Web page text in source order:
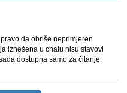
da obriše neprimjeren
iznešena u chatu nisu stavovi
dostupna samo za čitanje.